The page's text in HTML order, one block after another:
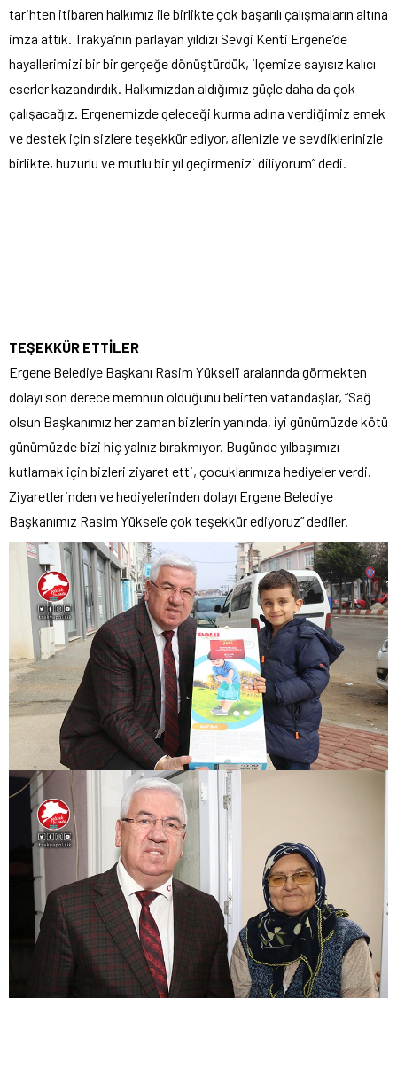
tarihten itibaren halkımız ile birlikte çok başarılı çalışmaların altına
imza attık. Trakya’nın parlayan yıldızı Sevgi Kenti Ergene’de
hayallerimizi bir bir gerçeğe dönüştürdük, ilçemize sayısız kalıcı
eserler kazandırdık. Halkımızdan aldığımız güçle daha da çok
çalışacağız. Ergenemizde geleceği kurma adına verdiğimiz emek
ve destek için sizlere teşekkür ediyor, ailenizle ve sevdiklerinizle
birlikte, huzurlu ve mutlu bir yıl geçirmenizi diliyorum” dedi.
TEŞEKKÜR ETTİLER
Ergene Belediye Başkanı Rasim Yüksel’i aralarında görmekten
dolayı son derece memnun olduğunu belirten vatandaşlar, “Sağ
olsun Başkanımız her zaman bizlerin yanında, iyi günümüzde kötü
günümüzde bizi hiç yalnız bırakmıyor. Bugünde yılbaşımızı
kutlamak için bizleri ziyaret etti, çocuklarımıza hediyeler verdi.
Ziyaretlerinden ve hediyelerinden dolayı Ergene Belediye
Başkanımız Rasim Yüksel’e çok teşekkür ediyoruz” dediler.